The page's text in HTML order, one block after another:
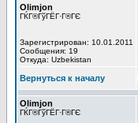
Olimjon
ГЌГ®ГўГЁГ·Г®ГЄ
Зарегистрирован: 10.01.2011
Сообщения: 19
Откуда: Uzbekistan
Вернуться к началу
Olimjon
ГЌГ®ГўГЁГ·Г®ГЄ